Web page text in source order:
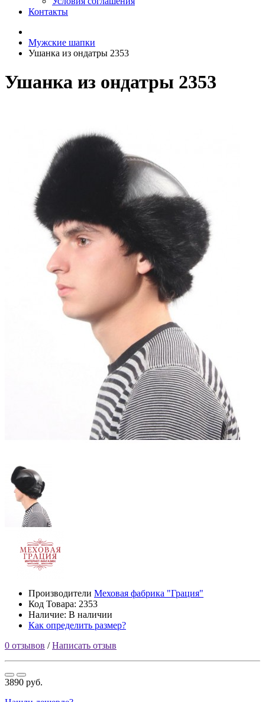
Контакты
Мужские шапки
Ушанка из ондатры 2353
Ушанка из ондатры 2353
Производители Меховая фабрика "Грация"
Код Товара: 2353
Наличие: В наличии
Как определить размер?
0 отзывов /Написать отзыв
3890 руб.